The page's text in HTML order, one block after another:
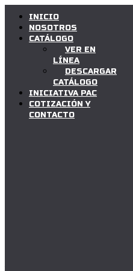
INICIO
NOSOTROS
CATÁLOGO
VER EN
LÍNEA
DESCARGAR
CATÁLOGO
INICIATIVA PAC
COTIZACIÓN Y
CONTACTO
NOSOTROS
CATÁLOGO
VER
INICIATIVA
COTIZACIÓN
Las medidas expresadas